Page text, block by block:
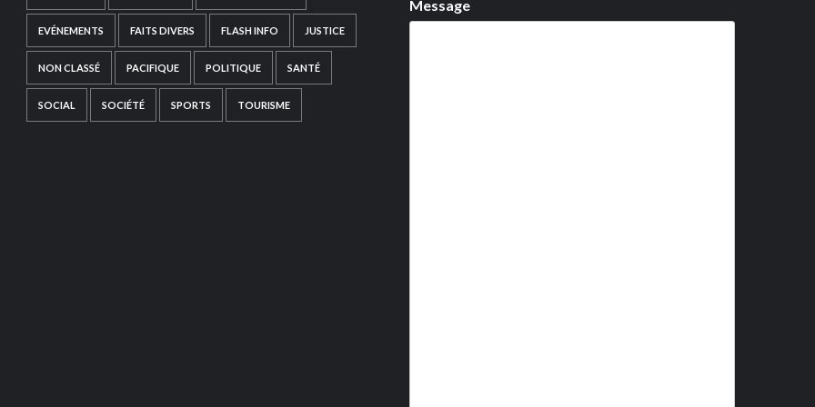
EVÉNEMENTS FAITS DIVERS FLASH INFO JUSTICE
NON CLASSÉ PACIFIQUE POLITIQUE SANTÉ
SOCIAL SOCIÉTÉ SPORTS TOURISME
Message